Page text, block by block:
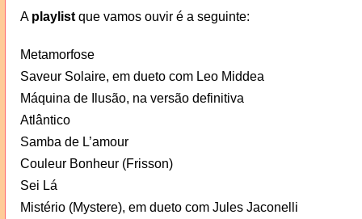
A playlistque vamos ouvir é a seguinte:
Metamorfose
Saveur Solaire, em dueto com Leo Middea
Máquina de Ilusão, na versão definitiva
Atlântico
Samba de L’amour
Couleur Bonheur (Frisson)
Sei Lá
Mistério (Mystere), em dueto com Jules Jaconelli